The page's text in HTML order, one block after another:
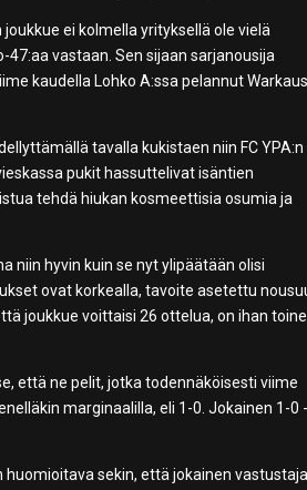
ei kolmella yrityksellä ole vielä
vastaan. Sen sijaan sarjanousija
kaudella Lohko A:ssa pelannut
tavalla kukistaen niin FC YPA:n
pukit hassuttelivat isäntien
tehdä hiukan kosmeettisia osumia ja
niin hyvin kuin se nyt ylipäätään olisi
ovat korkealla, tavoite asetettu
joukkue voittaisi 26 ottelua, on ihan
että ne pelit, jotka todennäköisesti viime
marginaalilla, eli 1-0. Jokainen 1-0 -
huomioitava sekin, että jokainen vastustaja